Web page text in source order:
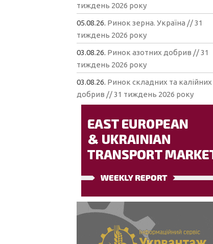
тиждень 2026 року
05.08.26. Ринок зерна. Україна // 31
тиждень 2026 року
03.08.26. Ринок азотних добрив // 31
тиждень 2026 року
03.08.26. Ринок складних та калійних
добрив // 31 тиждень 2026 року